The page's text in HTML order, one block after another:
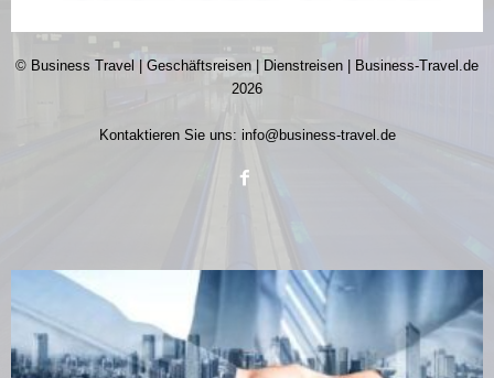
© Business Travel | Geschäftsreisen | Dienstreisen | Business-Travel.de
2026
Kontaktieren Sie uns: info@business-travel.de